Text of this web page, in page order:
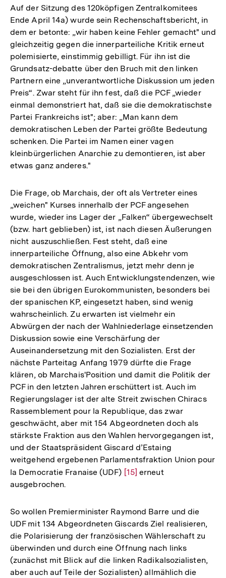
Auf der Sitzung des 120köpfigen Zentralkomitees
Ende April 14a) wurde sein Rechenschaftsbericht, in
dem er betonte: „wir haben keine Fehler gemacht" und
gleichzeitig gegen die innerparteiliche Kritik erneut
polemisierte, einstimmig gebilligt. Für ihn ist die
Grundsatz-debatte über den Bruch mit den linken
Partnern eine „unverantwortliche Diskussion um jeden
Preis“. Zwar steht für ihn fest, daß die PCF „wieder
einmal demonstriert hat, daß sie die demokratischste
Partei Frankreichs ist"; aber: „Man kann dem
demokratischen Leben der Partei größte Bedeutung
schenken. Die Partei im Namen einer vagen
kleinbürgerlichen Anarchie zu demontieren, ist aber
etwas ganz anderes."
Die Frage, ob Marchais, der oft als Vertreter eines
„weichen" Kurses innerhalb der PCF angesehen
wurde, wieder ins Lager der „Falken“ übergewechselt
(bzw. hart geblieben) ist, ist nach diesen Äußerungen
nicht auszuschließen. Fest steht, daß eine
innerparteiliche Öffnung, also eine Abkehr vom
demokratischen Zentralismus, jetzt mehr denn je
ausgeschlossen ist. Auch Entwicklungstendenzen, wie
sie bei den übrigen Eurokommunisten, besonders bei
der spanischen KP, eingesetzt haben, sind wenig
wahrscheinlich. Zu erwarten ist vielmehr ein
Abwürgen der nach der Wahlniederlage einsetzenden
Diskussion sowie eine Verschärfung der
Auseinandersetzung mit den Sozialisten. Erst der
nächste Parteitag Anfang 1979 dürfte die Frage
klären, ob Marchais'Position und damit die Politik der
PCF in den letzten Jahren erschüttert ist. Auch im
Regierungslager ist der alte Streit zwischen Chiracs
Rassemblement pour la Republique, das zwar
geschwächt, aber mit 154 Abgeordneten doch als
stärkste Fraktion aus den Wahlen hervorgegangen ist,
und der Staatspräsident Giscard d’Estaing
weitgehend ergebenen Parlamentsfraktion Union pour
la Democratie Franaise (UDF) Zur
Fußnote
[15] erneut
ausgebrochen.
So wollen Premierminister Raymond Barre und die
UDF mit 134 Abgeordneten Giscards Ziel realisieren,
die Polarisierung der französischen Wählerschaft zu
überwinden und durch eine Öffnung nach links
(zunächst mit Blick auf die linken Radikalsozialisten,
aber auch auf Teile der Sozialisten) allmählich die